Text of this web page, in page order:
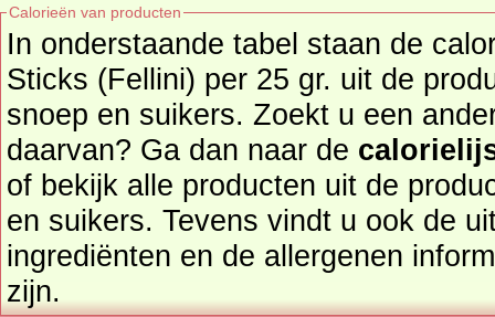
Calorieën van producten
In onderstaande tabel staan de
Sticks (Fellini) per 25 gr. uit de
snoep en suikers. Zoekt u een ander product en de calorieën
daarvan? Ga dan naar de
of bekijk alle producten uit de
en suikers. Tevens vindt u ook de uitgebreide calorie informatie,
ingrediënten en de allergenen
zijn.